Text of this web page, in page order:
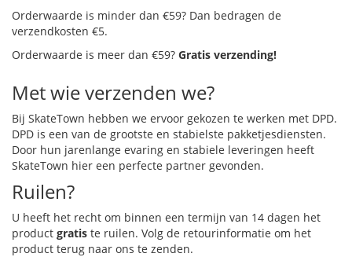
Orderwaarde is minder dan €59? Dan bedragen de
verzendkosten €5.
Orderwaarde is meer dan €59? Gratis verzending!
Met wie verzenden we?
Bij SkateTown hebben we ervoor gekozen te werken met DPD.
DPD is een van de grootste en stabielste pakketjesdiensten.
Door hun jarenlange evaring en stabiele leveringen heeft
SkateTown hier een perfecte partner gevonden.
Ruilen?
U heeft het recht om binnen een termijn van 14 dagen het
product gratis te ruilen. Volg de retourinformatie om het
product terug naar ons te zenden.